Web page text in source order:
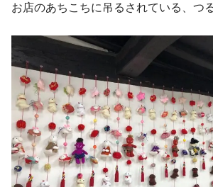
お店のあちこちに吊るされている、つ